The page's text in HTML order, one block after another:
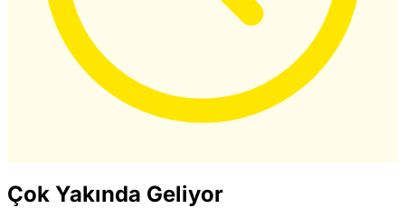
Çok Yakında Geliyor